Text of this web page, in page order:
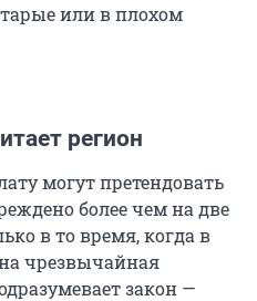
или в плохом
регион
могут претендовать
более чем на две
в то время, когда в
чрезвычайная
закон —